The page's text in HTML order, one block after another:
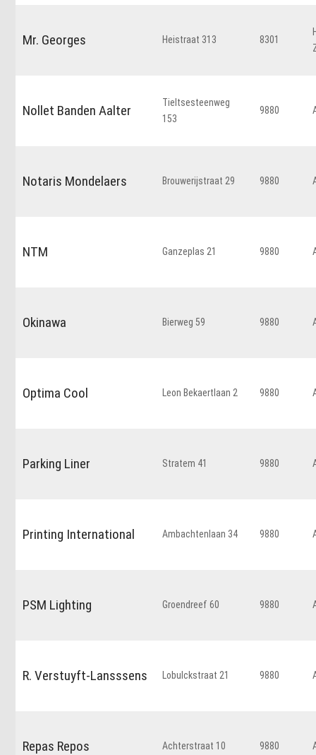
Mr. Georges Heistraat 313 8301
Nollet Banden Aalter
Tieltsesteenweg
153
9880
Notaris Mondelaers Brouwerijstraat 29 9880
NTM Ganzeplas 21 9880
Okinawa Bierweg 59 9880
Optima Cool Leon Bekaertlaan 2 9880
Parking Liner Stratem 41 9880
Printing International Ambachtenlaan 34 9880
PSM Lighting Groendreef 60 9880
R. Verstuyft-Lansssens Lobulckstraat 21 9880
Repas Repos Achterstraat 10 9880